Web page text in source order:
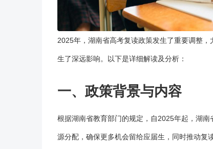
2025年，湖南省高考复读政策发生了重要调整，
生了深远影响。以下是详细解读及分析：
一、政策背景与内容
根据湖南省教育部门的规定，自2025年起，湖南
源分配，确保更多机会留给应届生，同时推动复